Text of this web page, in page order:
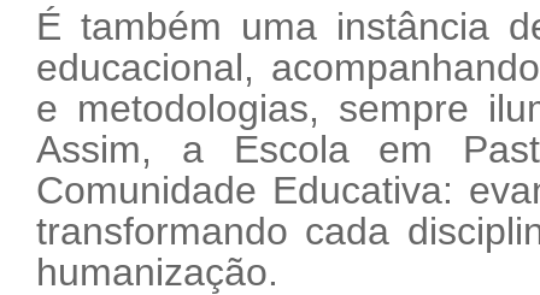
É também uma instância
educacional,
e metodologias, sempre
Assim, a Escola em
Comunidade Educativa:
transformando cada
humanização.